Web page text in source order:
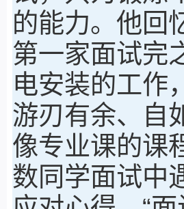
的能力。他回
第一家面试完
电安装的工作
游刃有余、自
像专业课的课
数同学面试中